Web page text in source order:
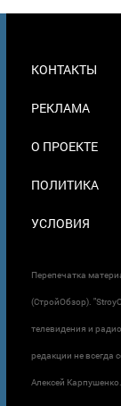
В
КОНТАКТЫ
РЕКЛАМА
О ПРОЕКТЕ
ПОЛИТИКА
УСЛОВИЯ
Перепечатка
(СтройОбзор).
телевидения и
редакции не всегда
Алексей